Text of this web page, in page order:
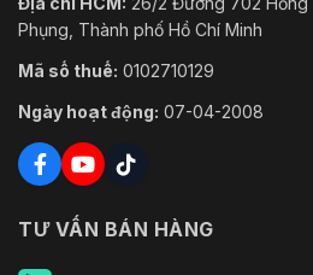
Phụng, Thành phố Hồ Chí Minh
Mã số thuế: 0102710129
Ngày hoạt động: 07-04-2008
TƯ VẤN BÁN HÀNG